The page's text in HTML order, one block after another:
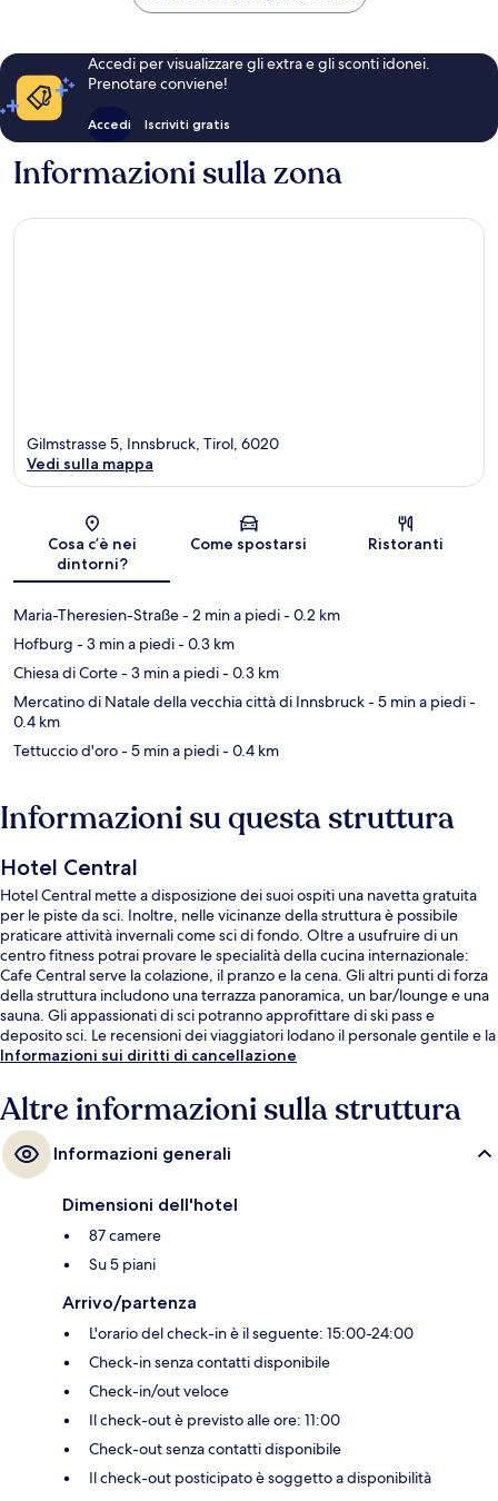
Accedi per visualizzare gli extra e gli sconti idonei.
Prenotare conviene!
Accedi Iscriviti gratis
Informazioni sulla zona
Mappa
Gilmstrasse 5, Innsbruck, Tirol, 6020
Vedi sulla mappa
Cosa c’è nei
dintorni?
Come spostarsi Ristoranti
Maria-Theresien-Straße- 2 min a piedi- 0.2 km
Hofburg - 3 min a piedi- 0.3 km
Chiesa di Corte- 3 min a piedi- 0.3 km
Mercatino di Natale della vecchia città di Innsbruck- 5 min a piedi-
0.4 km
Tettuccio d'oro- 5 min a piedi- 0.4 km
Informazioni su questa struttura
Hotel Central
Hotel Central mette a disposizione dei suoi ospiti una navetta gratuita
per le piste da sci. Inoltre, nelle vicinanze della struttura è possibile
praticare attività invernali come sci di fondo. Oltre a usufruire di un
centro fitness potrai provare le specialità della cucina internazionale:
Cafe Central serve la colazione, il pranzo e la cena. Gli altri punti di forza
della struttura includono una terrazza panoramica, un bar/lounge e una
sauna. Gli appassionati di sci potranno approfittare di ski pass e
deposito sci. Le recensioni dei viaggiatori lodano il personale gentile e la
posizione centrale.
Informazioni sui diritti di cancellazione
Altre informazioni sulla struttura
Informazioni generali
Dimensioni dell'hotel
87 camere
Su 5 piani
Arrivo/partenza
L'orario del check-in è il seguente: 15:00-24:00
Check-in senza contatti disponibile
Check-in/out veloce
Il check-out è previsto alle ore: 11:00
Check-out senza contatti disponibile
Il check-out posticipato è soggetto a disponibilità